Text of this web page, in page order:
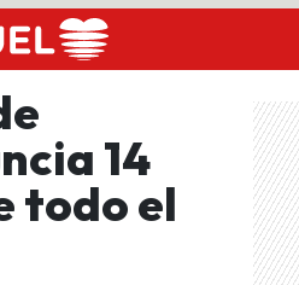
14
todo el